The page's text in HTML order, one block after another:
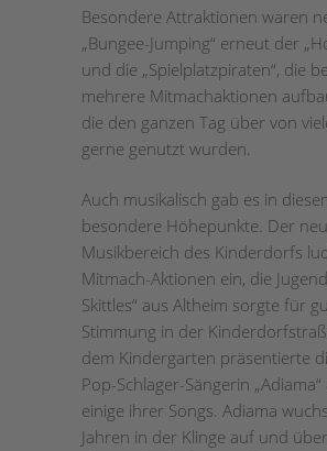
Besondere Attraktionen waren
„Bungee-Jumping“ erneut der
und die „Spielplatzpiraten“, die
mehrere Mitmachaktionen
die den ganzen Tag über von
gerne genutzt wurden.
Auch musikalisch gab es in
besondere Höhepunkte. Der
Musikbereich des Kinderdorfs
Mitmach-Aktionen ein, die
Skittles“ aus Altheim sorgte für
Stimmung in der
dem Kindergarten präsentierte
Pop-Schlager-Sängerin
einige ihrer Songs. Adiama
Jahren in der Klinge auf und